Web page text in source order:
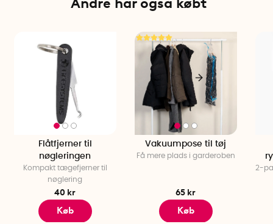
Flåtfjerner til
nøgleringen
Kompakt tægefjerner til
nøglering
40 kr
Køb
Vakuumpose til tøj
Få mere plads i garderoben
65 kr
Køb
2-